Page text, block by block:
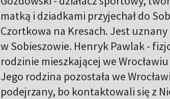
matką i dziadkami przyjechał do
Czortkowa na Kresach. Jest
w Sobieszowie. Henryk Pawlak -
rodzinie mieszkającej we
Jego rodzina pozostała we
podejrzany, bo kontaktowali się z